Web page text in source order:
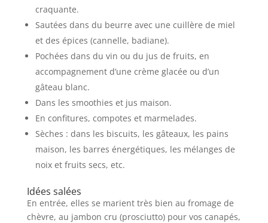
craquante.
Sautées dans du beurre avec une cuillère de miel
et des épices (cannelle, badiane).
Pochées dans du vin ou du jus de fruits, en
accompagnement d’une crème glacée ou d’un
gâteau blanc.
Dans les smoothies et jus maison.
En confitures, compotes et marmelades.
Sèches : dans les biscuits, les gâteaux, les pains
maison, les barres énergétiques, les mélanges de
noix et fruits secs, etc.
Idées salées
En entrée, elles se marient très bien au fromage de
chèvre, au jambon cru (prosciutto) pour vos canapés,